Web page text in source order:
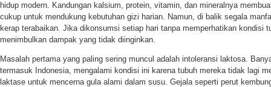
hidup modern. Kandungan kalsium, protein, vitamin, dan mineralnya
cukup untuk mendukung kebutuhan gizi harian. Namun, di balik segala
kerap terabaikan. Jika dikonsumsi setiap hari tanpa memperhatikan kondisi
menimbulkan dampak yang tidak diinginkan.
Masalah pertama yang paling sering muncul adalah intoleransi laktosa.
termasuk Indonesia, mengalami kondisi ini karena tubuh mereka tidak lagi
laktase untuk mencerna gula alami dalam susu. Gejala seperti perut